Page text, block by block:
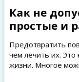
Как не
простые и
Предотвратить
чем лечить их.
жизни. Многое